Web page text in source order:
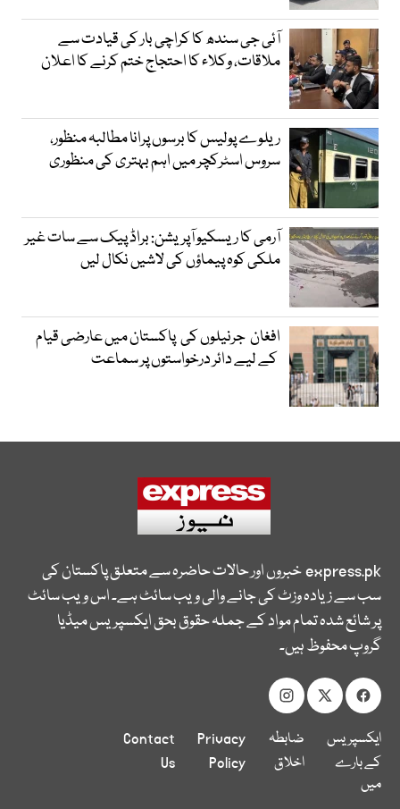
آئی جی سندھ کا کراچی بار کی قیادت سے
ملاقات، وکلاء کا احتجاج ختم کرنے کا اعلان
ریلوے پولیس کا برسوں پرانا مطالبہ منظور،
سروس اسٹرکچر میں اہم بہتری کی منظوری
آرمی کا ریسکیو آپریشن: براڈ پیک سے سات غیر
ملکی کوہ پیماؤں کی لاشیں نکال لیں
افغان جرنیلوں کی پاکستان میں عارضی قیام
کے لیے دائر درخواستوں پر سماعت
express.pkخبروں اور حالات حاضرہ سے متعلق پاکستان کی
سب سے زیادہ وزٹ کی جانے والی ویب سائٹ ہے۔ اس ویب سائٹ
پر شائع شدہ تمام مواد کے جملہ حقوق بحق ایکسپریس میڈیا
گروپ محفوظ ہیں۔
ایکسپریس
کے بارے
میں
ضابطہ
اخلاق
Privacy
Policy
Contact
Us